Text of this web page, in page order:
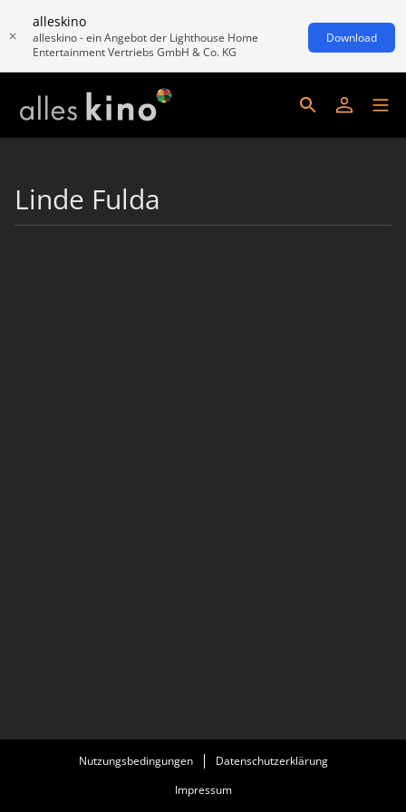
alleskino
alleskino - ein Angebot der Lighthouse Home
Entertainment Vertriebs GmbH & Co. KG
Download
Linde Fulda
Nutzungsbedingungen
Datenschutzerklärung
Impressum